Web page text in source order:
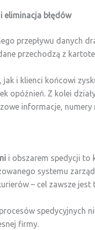
eliminacja błędów
przepływu danych
przechodzą z
i klienci końcowi
opóźnień. Z kolei
informacje,
i obszarem spedycji to
systemu
– cel zawsze jest
spedycyjnych
firmy.